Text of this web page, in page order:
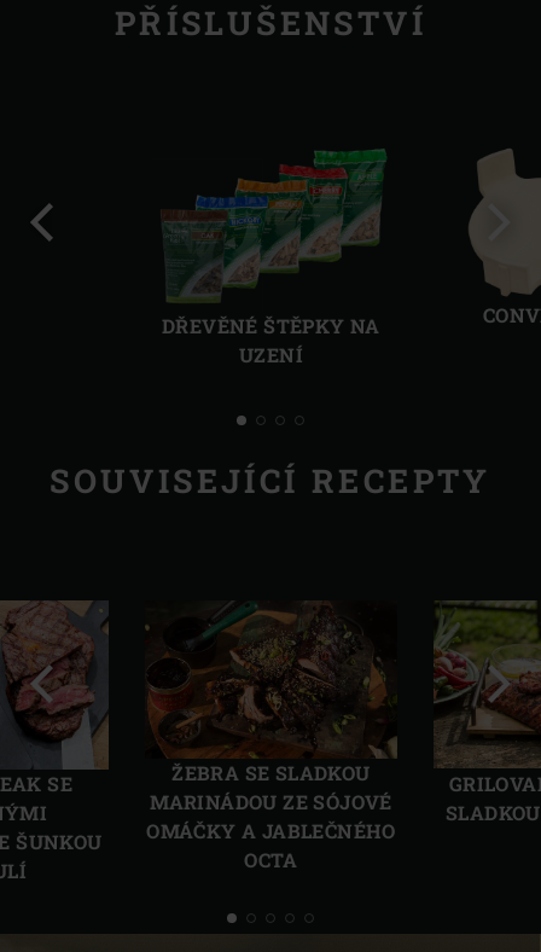
PŘÍSLUŠENSTVÍ
DŘEVĚNÉ ŠTĚPKY NA
UZENÍ
SOUVISEJÍCÍ RECEPTY
SE
ŠUNKOU
ŽEBRA SE SLADKOU
MARINÁDOU ZE SÓJOVÉ
OMÁČKY A JABLEČNÉHO
OCTA
Předchozí Další